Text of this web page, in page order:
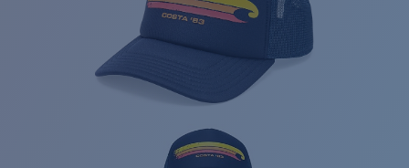
Prix : Gratuit
Quantité: